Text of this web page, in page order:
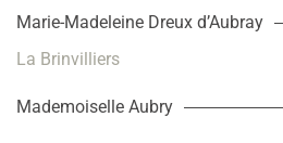
Marie-Madeleine Dreux d’Aubray
La Brinvilliers
Mademoiselle Aubry